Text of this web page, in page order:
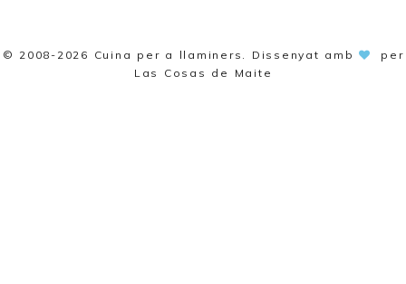
© 2008-2026 Cuina per a llaminers . Dissenyat amb
per
Las Cosas de Maite